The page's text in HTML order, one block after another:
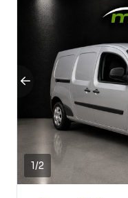
1/2